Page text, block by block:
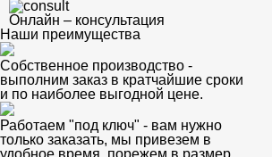
Онлайн – консультация
Наши преимущества
Собственное производство -
выполним заказ в кратчайшие сроки
и по наиболее выгодной цене.
Работаем "под ключ" - вам нужно
только заказать, мы привезем в
удобное время, порежем в размер.